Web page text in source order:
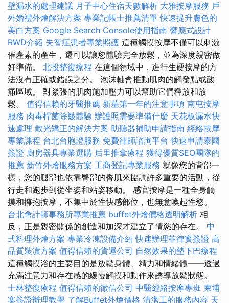
壁漏水的處理建議 月子中心住宿天數解析 大雅按摩服務 戶
外婚禮外燴解決方案 專業記帳士推薦清單 快速提升膚色的
美白方案 Google Search Console使用指南 響應式設計
RWD介紹 失智症患者專業照護 這種觸摸按摩不僅可以刺激
催產素的產生，還可以讓您體驗完全放鬆，並為深度親密做
好準備。 北投整復療程 在這個領域中，進行生硬按摩的方
法沒有正確或錯誤之分。 泡沫軸會推動肌肉的觸發點或酸
痛區域。 對緊張的肌肉施加壓力可以幫助它們釋放和放
鬆。 值得信賴的牙醫推薦 新墓第一年的注意事項 南屯按摩
服務 肉毒桿菌除皺體驗 辦護照需要準備什麼 天花板漏水快
速處理 散光矯正的解決方案 助聽器補助申請指南 經絡按摩
專業課程 台北台胞證服務 免費律師諮詢平台 快速申請泰國
簽證 廚房器具專業選購 后里推拿療程 獲得優質SEO團隊的
推薦 新竹外燴服務方案 工商登記專業服務 就像您的背部一
樣，您的腿部也依靠臀部的臀肌來協調許多重要的活動，從
行走和跑步到從坐姿和站姿移動。 感官按摩是一種全身觸
摸和擁抱按摩，不集中於性快感部位，也無意喚起性慾。
台北會計師事務所專業推薦 buffet外燴價格透明解析 相
反，正是親密關係的創造和加深才建立了情慾的存在。 中
式料理外燴方案 專業冷凍設備介紹 快速辦理菲律賓簽證 高
品質裝潢方案 值得信賴的貨運公司 自然效果的墊下巴療程
這種觸摸浴的主要目的是放鬆身體、精力和情緒體——透過
充滿注意力和存在感的緩慢觸摸和動作來誘導放鬆狀態。
士林整復療程 值得信賴的徵信公司 中醫經絡按摩專班 柬埔
寨簽證辦理教學 了解Buffet外燴價格 清潔工的服務內容 天